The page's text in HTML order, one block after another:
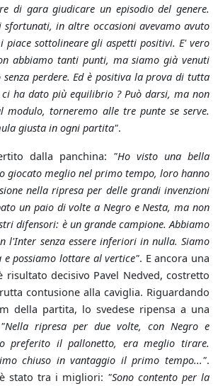
di gara giudicare un episodio del genere.
sfortunati, in altre occasioni avevamo avuto
piace sottolineare gli aspetti positivi. E' vero
abbiamo tanti punti, ma siamo già venuti
senza perdere. Ed è positiva la prova di tutta
ha dato più equilibrio ? Può darsi, ma non
modulo, torneremo alle tre punte se serve.
giusta in ogni partita".
dalla panchina: "Ho visto una bella
giocato meglio nel primo tempo, loro hanno
nella ripresa per delle grandi invenzioni
un paio di volte a Negro e Nesta, ma non
difensori: è un grande campione. Abbiamo
l'Inter senza essere inferiori in nulla. Siamo
e possiamo lottare al vertice". E ancora una
decisivo Pavel Nedved, costretto
contusione alla caviglia. Riguardando
della partita, lo svedese ripensa a una
"Nella ripresa per due volte, con Negro e
preferito il pallonetto, era meglio tirare.
chiuso in vantaggio il primo tempo...".
stato tra i migliori: "Sono contento per la